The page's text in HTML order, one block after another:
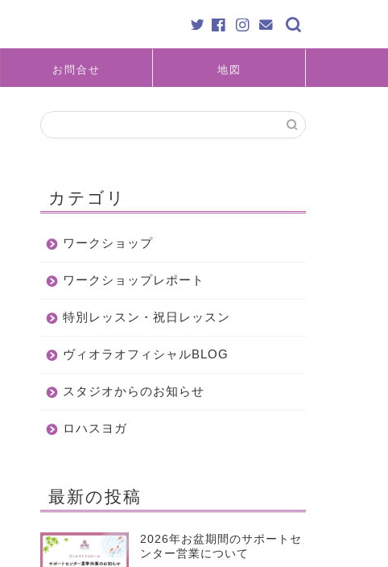
お問合せ 地図
カテゴリ
ワークショップ
ワークショップレポート
特別レッスン・祝日レッスン
ヴィオラオフィシャルBLOG
スタジオからのお知らせ
ロハスヨガ
最新の投稿
2026年お盆期間のサポートセ
ンター営業について